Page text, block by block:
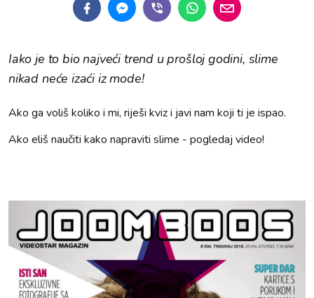
Iako je to bio najveći trend u prošloj godini, slime
nikad neće izaći iz mode!
Ako ga voliš koliko i mi, riješi kviz i javi nam koji ti je ispao.
Ako eliš naučiti kako napraviti slime - pogledaj video!